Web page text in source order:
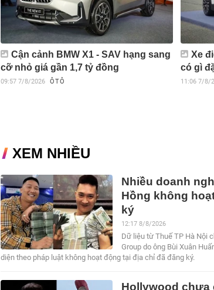
Cận cảnh BMW X1 - SAV hạng sang
cỡ nhỏ giá gần 1,7 tỷ đồng
09:57 7/8/2026 ÔTÔ
Xe
có gì
11:06 7/8/
XEM NHIỀU
Nhiều doanh
Hồng không
ký
12:17 8/8/2026
Dữ liệu từ Thuế TP Hà Nội
Group do ông Bùi Xuân
diện theo pháp luật không hoạt động tại địa chỉ đã đăng ký.
Hollywood chưa